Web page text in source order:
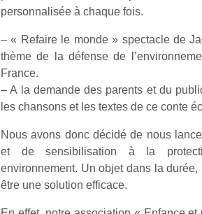
personnalisée à chaque fois.
– « Refaire le monde » spectacle de
thème de la défense de
France.
– A la demande des parents et du
les chansons et les textes de ce conte
Nous avons donc décidé de nous
et de sensibilisation à la
environnement. Un objet dans la
être une solution efficace.